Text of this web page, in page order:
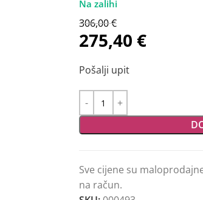
306,00€
275,40 €
Pošalji upit
Sve cijene su
na račun.